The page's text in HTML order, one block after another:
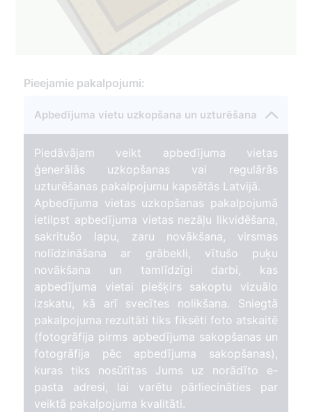
Pieejamie pakalpojumi:
Apbedījuma vietu uzkopšana un uzturēšana
Piedāvājam veikt apbedījuma vietas
ģenerālās uzkopšanas vai regulārās
uzturēšanas pakalpojumu kapsētās Latvijā.
Apbedījuma vietas uzkopšanas pakalpojumā
ietilpst apbedījuma vietas nezāļu likvidēšana,
sakritušo lapu, zaru novākšana, virsmas
nolīdzināšana ar grābekli, vītušo puķu
novākšana un tamlīdzīgi darbi, kas
apbedījuma vietai piešķirs sakoptu vizuālo
izskatu, kā arī svecītes nolikšana. Sniegtā
pakalpojuma rezultāti tiks fiksēti foto atskaitē
(fotogrāfija pirms apbedījuma sakopšanas un
fotogrāfija pēc apbedījuma sakopšanas),
kuras tiks nosūtītas Jums uz norādīto e-
pasta adresi, lai varētu pārliecināties par
veiktā pakalpojuma kvalitāti.